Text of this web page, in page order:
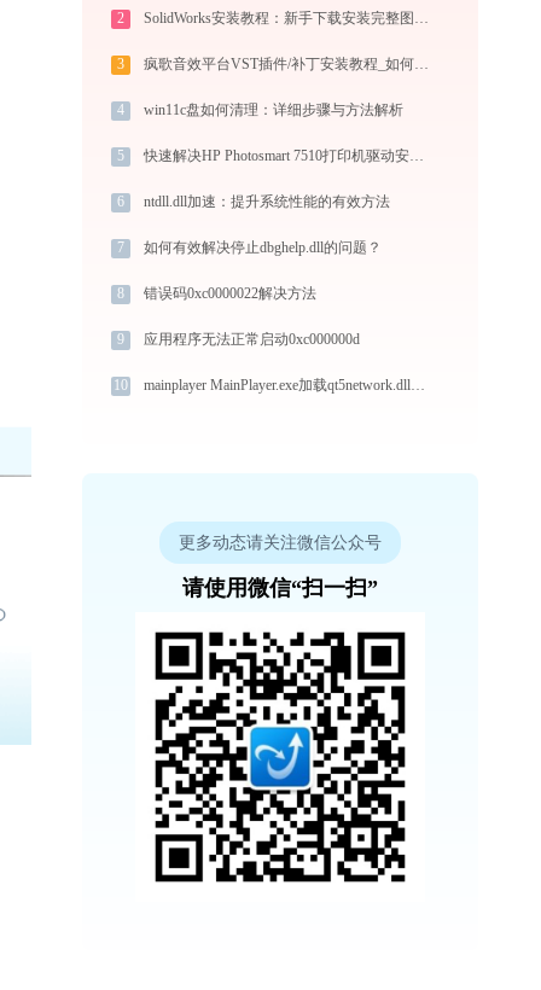
2 SolidWorks安装教程：新手下载安装完整图文指南
3 疯歌音效平台VST插件/补丁安装教程_如何加载插件效果包
4 win11c盘如何清理：详细步骤与方法解析
5 快速解决HP Photosmart 7510打印机驱动安装问题，这篇文章告诉你方法
6 ntdll.dll加速：提升系统性能的有效方法
7 如何有效解决停止dbghelp.dll的问题？
8 错误码0xc0000022解决方法
9 应用程序无法正常启动0xc000000d
10 mainplayer MainPlayer.exe加载qt5network.dll文件丢失处理办法
更多动态请关注微信公众号
请使用微信“扫一扫”